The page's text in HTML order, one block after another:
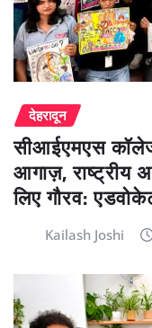
देहरादून
सीआईएमएस
आगाज़, राष्ट्रीय
लिए गौरव:
Kailash Joshi